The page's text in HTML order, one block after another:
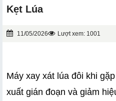
Kẹt Lúa
11/05/2026 Lượt xem: 1001
Máy xay xát lúa đôi khi
xuất gián đoạn và giảm